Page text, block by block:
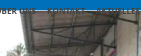
UNS KONTAKT AKTUELLES